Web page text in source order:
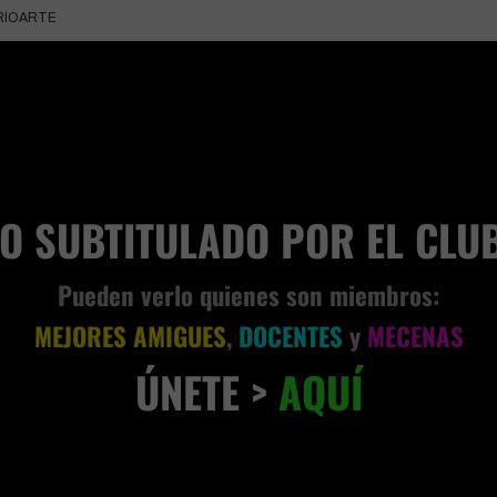
SUBTITULADO POR EL
Pueden verlo quienes son miembros:
MEJORES AMIGUES, DOCENTES y MECENAS
ÚNETE > AQUÍ